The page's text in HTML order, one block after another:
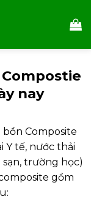
nay
Composite
Y tế, nước thải
trường học)
gồm